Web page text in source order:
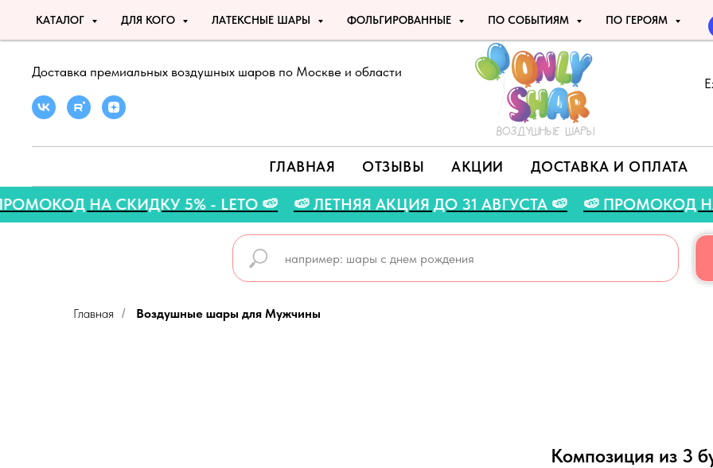
КАТАЛОГ ДЛЯ КОГО ЛАТЕКСНЫЕ ШАРЫ ФОЛЬГИРОВАННЫЕ ПО СОБЫТИЯМ ПО ГЕРОЯМ
Доставка премиальных воздушных шаров по Москве и области
ГЛАВНАЯ ОТЗЫВЫ АКЦИИ ДОСТАВКА И ОПЛАТА
🍉 ПРОМОКОД НА СКИДКУ 5% - LETO 🍉 🍉 ЛЕТНЯЯ АКЦИЯ ДО 31 АВГУСТА 🍉 🍉
Главная / Воздушные шары для Мужчины
Композиция из 3